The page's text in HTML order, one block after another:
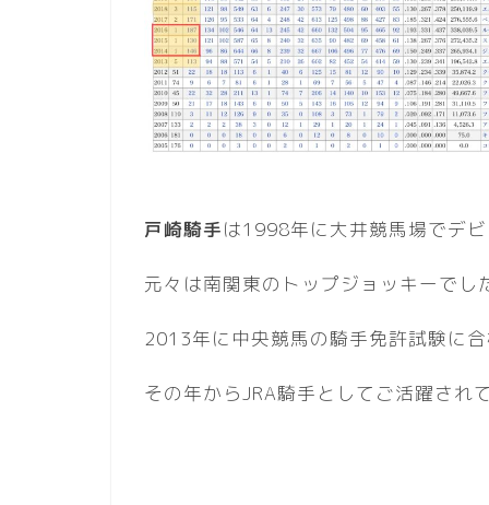
戸崎騎手は1998年に大井競馬場でデ
元々は南関東のトップジョッキーでし
2013年に中央競馬の騎手免許試験に
その年からJRA騎手としてご活躍され